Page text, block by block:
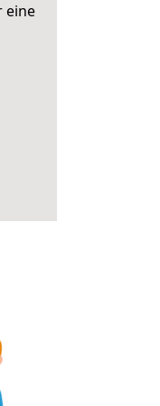
eine